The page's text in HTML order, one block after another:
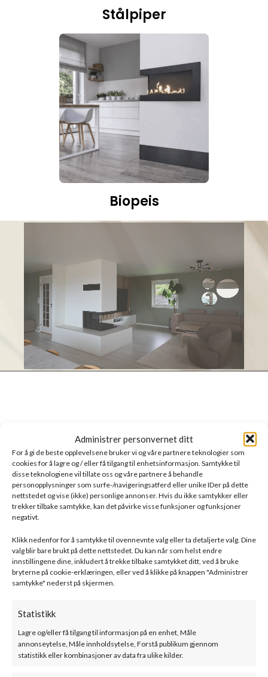
Administrer personvernet ditt
For å gi de beste opplevelsene bruker vi og våre partnere teknologier som
cookies for å lagre og / eller få tilgang til enhetsinformasjon. Samtykke til
disse teknologiene vil tillate oss og våre partnere å behandle
personopplysninger som surfe-/navigeringsatferd eller unike IDer på dette
nettstedet og vise (ikke) personlige annonser. Hvis du ikke samtykker eller
trekker tilbake samtykke, kan det påvirke visse funksjoner og funksjoner
negativt.
Klikk nedenfor for å samtykke til ovennevnte valg eller ta detaljerte valg. Dine
valg blir bare brukt på dette nettstedet. Du kan når som helst endre
innstillingene dine, inkludert å trekke tilbake samtykket ditt, ved å bruke
bryterne på cookie-erklæringen, eller ved å klikke på knappen "Administrer
samtykke" nederst på skjermen.
Statistikk
Lagre og/eller få tilgang til informasjon på en enhet, Måle
annonseytelse, Måle innholdsytelse, Forstå publikum gjennom
statistikk eller kombinasjoner av data fra ulike kilder.
Stålpiper
Biopeis
Våre peismerker
Bef home Drooff